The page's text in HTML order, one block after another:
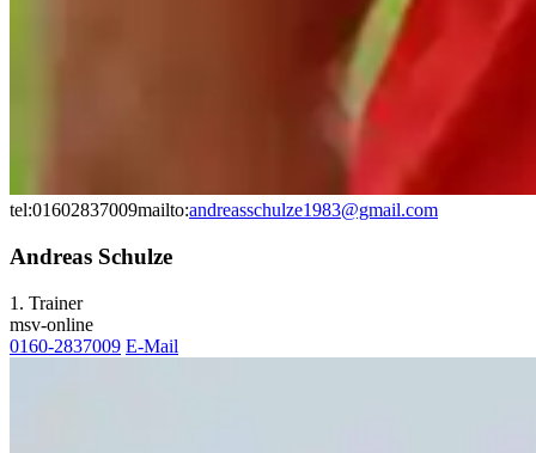
tel:01602837009mailto:andreasschulze1983@gmail.com
Andreas Schulze
1. Trainer
msv-online
0160-2837009 E-Mail